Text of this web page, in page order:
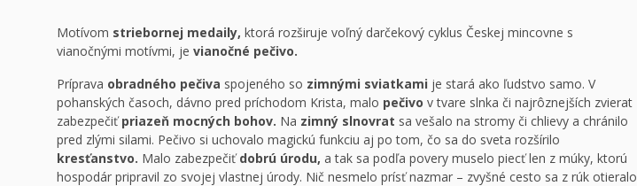
Motívom striebornej medaily, ktorá rozširuje voľný darčekový cyklus Českej mincovne s
vianočnými motívmi, je vianočné pečivo.
Príprava obradného pečiva spojeného so zimnými sviatkami je stará ako ľudstvo samo. V
pohanských časoch, dávno pred príchodom Krista, malo pečivo v tvare slnka či najrôznejších zvierat
zabezpečiťpriazeň mocných bohov. Na zimný slnovrat sa vešalo na stromy či chlievy a chránilo
pred zlými silami. Pečivo si uchovalo magickú funkciu aj po tom, čo sa do sveta rozšírilo
kresťanstvo. Malo zabezpečiťdobrú úrodu, a tak sa podľa povery muselo piecť len z múky, ktorú
hospodár pripravil zo svojej vlastnej úrody. Nič nesmelo prísť nazmar – zvyšné cesto sa z rúk otieralo